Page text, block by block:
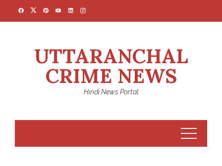
UTTARANCHAL
CRIME NEWS
Hindi News Portal